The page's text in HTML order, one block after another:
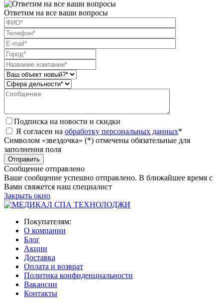
Ответим на все ваши вопросы
Подписка на новости и скидки
Я согласен на обработку персональных данных*
Символом «звездочка» (*) отмечены обязательные для
заполнения поля
Сообщение отправлено
Ваше сообщение успешно отправлено. В ближайшее время с
Вами свяжется наш специалист
Закрыть окно
Покупателям:
О компании
Блог
Акции
Доставка
Оплата и возврат
Политика конфиденциальности
Вакансии
Контакты